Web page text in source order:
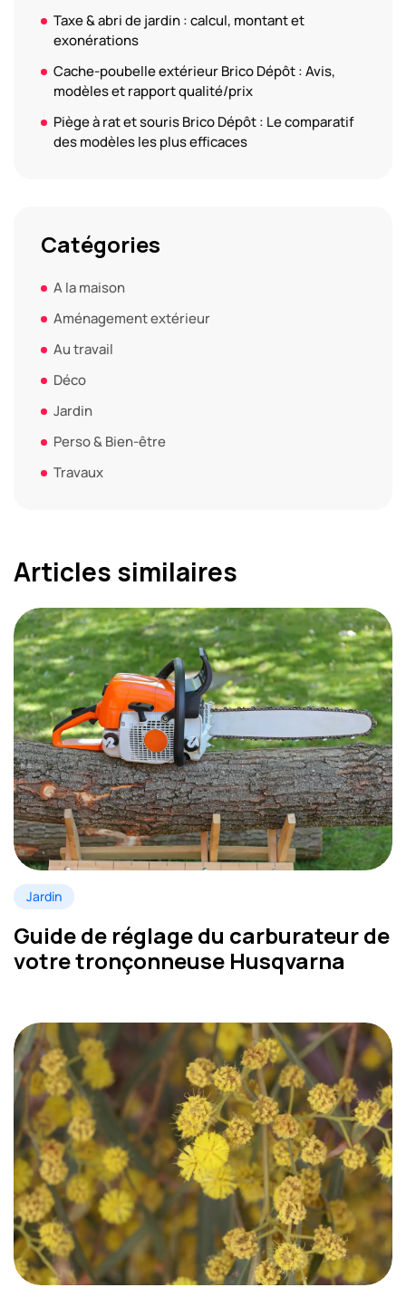
Taxe & abri de jardin : calcul, montant et
exonérations
Cache-poubelle extérieur Brico Dépôt : Avis,
modèles et rapport qualité/prix
Piège à rat et souris Brico Dépôt : Le comparatif
des modèles les plus efficaces
Catégories
A la maison
Aménagement extérieur
Au travail
Déco
Jardin
Perso & Bien-être
Travaux
Articles similaires
Jardin
Guide de réglage du carburateur de
votre tronçonneuse Husqvarna